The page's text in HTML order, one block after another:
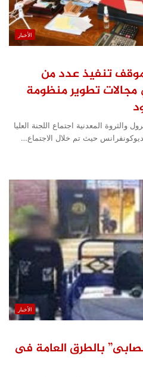
الأخبار
تنفيذ عدد من
تطوير منظومة
والثروة المعدنية اجتماع اللجنة العليا
حيث تم خلال الاجتماع…
الأخبار
بالطرق العامة فى